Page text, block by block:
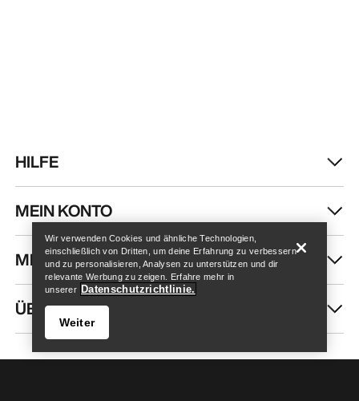
Store finden Help
HILFE
MEIN KONTO
MEHR SHOPPEN
ÜBER UNS
Wir verwenden Cookies und ähnliche Technologien,
einschließlich von Dritten, um deine Erfahrung zu verbessern
und zu personalisieren, Analysen zu unterstützen und dir
relevante Werbung zu zeigen. Erfahre mehr in
unserer Datenschutzrichtlinie.
Weiter